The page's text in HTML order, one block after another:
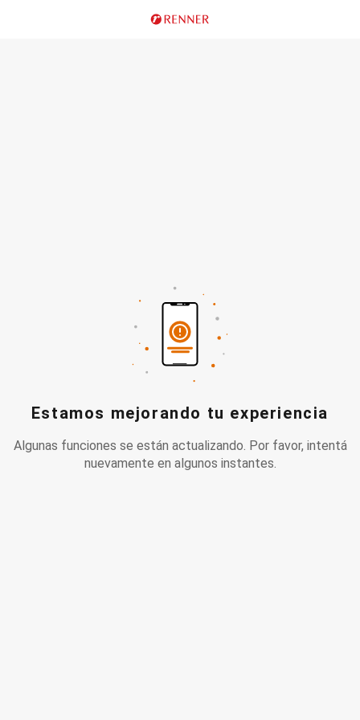
Estamos mejorando tu experiencia
Algunas funciones se están actualizando. Por favor, intentá
nuevamente en algunos instantes.